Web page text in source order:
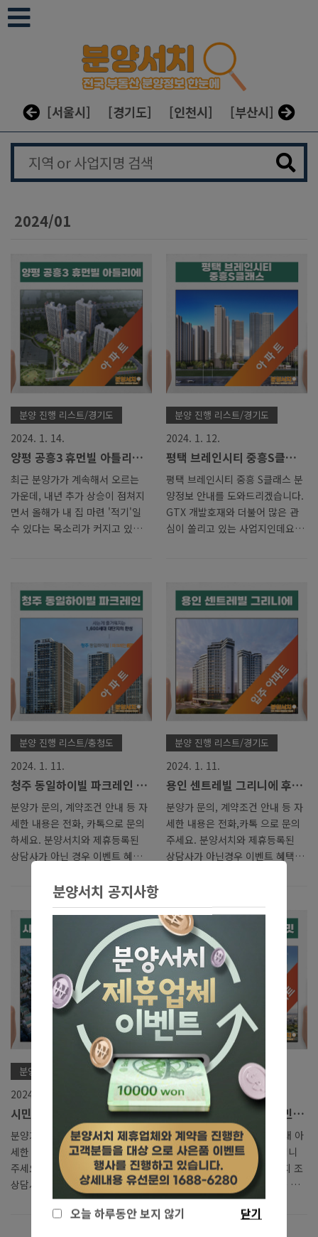
분양서치 공지사항
오늘 하루동안 보지 않기 닫기
본문 바로가기
[서울시] [경기도] [인천시] [부산시] [대
2024/01
분양 진행 리스트/경기도
2024. 1. 14.
양평 공흥3 휴먼빌 아틀리에
분양가 모델하우스 계약조건
안내
최근 분양가가 계속해서 오르는
가운데, 내년 추가 상승이 점쳐지
면서 올해가 내 집 마련 '적기'일
수 있다는 목소리가 커지고 있습
수도권 평균 분양가는 지속적으로
상승하며 올해 9월 말 3.3㎡당
2254만원을 기록했습니다. 이는
5년 전(2018년 9월, 1587만원)
대비 42% 오른 금액인데. 분양가
문의, 계약조건 안내 등 자세한 내
용은 전화,카톡 으로 문의주세요.
분양서치와 제휴등록된 상담사가
아닌경우 이벤트 혜택은 제공되지
않습니다. 모델하우스 관람은 예
약을 해주시길 바랍니다. 전화, 카
톡 으로 방문예약을 신청하시면
전문상담사 연결을 도와드리겠습
니다. 여기에 정..
분양 진행 리스트/경기도
2024. 1. 12.
평택 브레인시티 중흥S클래스
아파트 분양가 모델하우스 정
보
평택 브레인시티 중흥 S클래스 분
양정보 안내를 도와드리겠습니다.
GTX 개발호재와 더불어 많은 관
심이 쏠리고 있는 사업지인데요.
약조건 안내 등 자세한 내용은 전
화, 카톡으로 문의하세요. 분양서
경우 이벤트 혜택은 제공되지 않
습니다. 모델하우스 관람은 예약
제로 운영하고 있사오니 사전예약
을 해주시길 바랍니다. 전화, 카톡
으로 방문예약을 신청하시면 전문
상담사 연결을 도와드리겠습니다.
‘평택 브레인시티 중흥 S클래
경기도 평택시 장안동 브레인시티
일반산업단지에 지하 2층~지상
최고 35층 16개 동, 전용 59·84
㎡ 총 1980세대 규모로 조성하는
단지입니다..
분양 진행 리스트/충청도
2024. 1. 11.
청주 동일하이빌 파크레인 2
단지 아파트 분양가 모델하우
스 정보 안내
분양가 문의, 계약조건 안내 등 자
세한 내용은 전화, 카톡으로 문의
하세요. 분양서치와 제휴등록된
상담사가 아닌 경우 이벤트 혜택
스 관람은 예약제로 운영하고 있
사오니 사전예약을 해주시길 바랍
니다. 전화, 카톡으로 방문예약을
신청하시면 전문상담사 연결을 도
와드리겠습니다. 청주 동일하이빌
파크레인 2단지는 지하 2층~지상
29층, 8개 동으로 설계되었습니
다. 전용면적별로 84㎡(전용면적
기준) 84㎡ B타입 196 가구 84㎡
C타입 196 가구 84㎡ D타입 58
가구 114㎡ A타입 250 가구 114
㎡ B타입 100 가구 총 800 가구
규모이며, 입주예정일은 2026년
4월입니다. 입지 조건을 살펴보겠
습니다. 우선 단지 인근 서부로와
1·2 순환로가 두고 있어 청주 전
역과..
분양 진행 리스트/경기도
2024. 1. 11.
용인 센트레빌 그리니에 후분
양 아파트 분양가 모델하우스
정보
분양가 문의, 계약조건 안내 등 자
세한 내용은 전화,카톡 으로 문의
주세요. 분양서치와 제휴등록된
상담사가 아닌경우 이벤트 혜택은
니 사전예약을 해주시길 바랍니
다. 전화, 카톡 으로 방문예약을
신청하시면 전문상담사 연결을 도
와드리겠습니다. 에스디이브이가
위탁해 한국자산신탁이 시행하고
동부건설이 시공하는 ‘용인 센트
레빌 그리니에’는 경기 용인시 기
흥구 마북동 일원에 지하 2층~지
상 최고 19층 3개 동, 전용
84~139㎡ 총 171가구 규모로 조
성됩니다. 단지는 공사가 완료된
후분양 아파트로 분양을 진행하는
데요. 후분양 아파트는 완성된 상
태의 집을 직접 둘러보고 나서 계
약할 수 있다는 장점이 있습니다.
이에 따라 선분양 아파트보다 주
거 안정성이 ..
분양 진행 리스트/인천시
2024. 1. 11.
시민공원역 주안 스카이파크
장기민간임대 아파트 분양가
모델하우스 정보
분양가 문의, 계약조건 안내 등 자
세한 내용은 전화,카톡 으로 문의
주세요. 분양서치와 제휴등록된
상담사가 아닌경우 이벤트 혜택은
제공되지 않습니다. 모델하우스
관람은 예약제로 운영하고 있사오
분양 진행 리스트/경기도
2024. 1. 11.
GTX 의정부역 호반써밋 민간
임대 아파트 분양가 모델하우
스 안내
의정부역 초역세권에 민간임대 아
파트가 분양을 시작할 예정 입니
다. 해당 사업지는 뛰어난 입지 조
건을 갖추고 있으면서 10년을 임
대로 살다가 확정된 가격으로 분
양 전환을 받을수 있는 아파트입